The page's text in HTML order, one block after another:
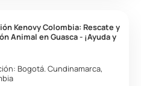
Kenovy Colombia: Rescate y
Animal en Guasca - ¡Ayuda y
Bogotá.Cundinamarca,